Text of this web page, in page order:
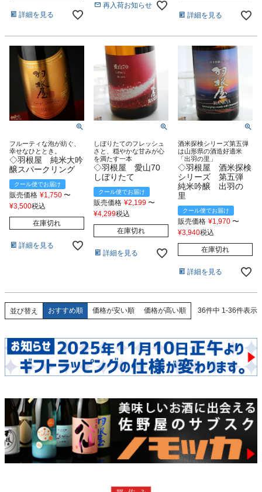
詳細を見る
再入荷お知らせ
詳細を見る
フルーティな泡が紡ぐ、
幸せなひととき。
◇羽根屋 純米大吟
醸スパークリング
クール便でお届け
販売価格 ¥1,750 〜
¥3,500税込
在庫切れ
詳細を見る
しぼりたてのフレッシュ
さと、穏やかな甘みが心
を満たす一本
◇羽根屋 愛山70
しぼりたて
クール便でお届け
販売価格 ¥2,199 〜
¥4,299税込
在庫切れ
詳細を見る
酒米探検シリーズ第五弾
は山形県の酒造好適米
「出羽の里」
◇羽根屋 酒米探検
シリーズ 第五弾
純米吟醸 出羽の
里
クール便でお届け
販売価格 ¥1,970 〜
¥3,940税込
在庫切れ
詳細を見る
並び替え おすすめ順 価格が安い順 価格が高い順 36件中 1-36件表示